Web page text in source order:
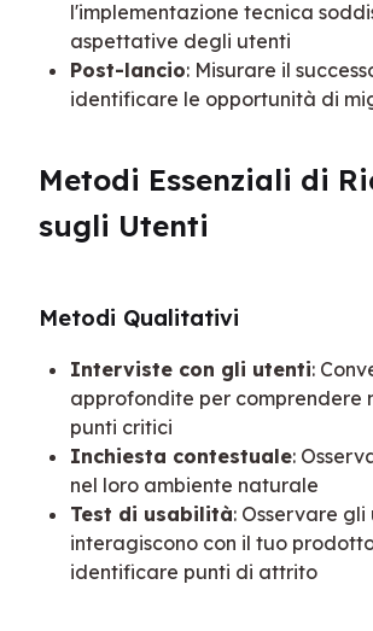
l'implementazione tecnica
aspettative degli utenti
Post-lancio: Misurare il
identificare le opportunità di
Metodi Essenziali di
sugli Utenti
Metodi Qualitativi
Interviste con gli utenti:
approfondite per comprendere
punti critici
Inchiesta contestuale:
nel loro ambiente naturale
Test di usabilità: Osservare
interagiscono con il tuo
identificare punti di attrito